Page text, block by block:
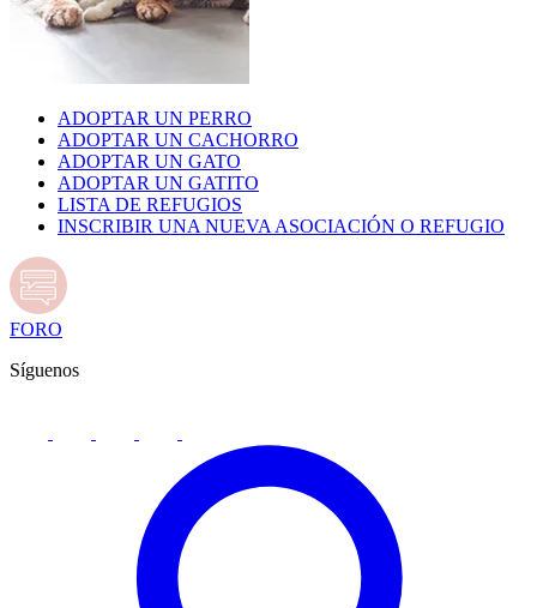
ADOPTAR UN PERRO
ADOPTAR UN CACHORRO
ADOPTAR UN GATO
ADOPTAR UN GATITO
LISTA DE REFUGIOS
INSCRIBIR UNA NUEVA ASOCIACIÓN O REFUGIO
FORO
Síguenos